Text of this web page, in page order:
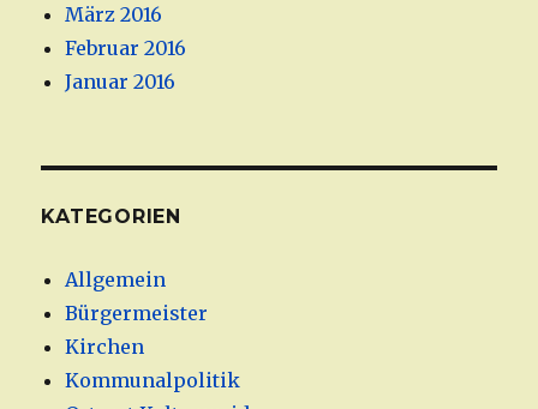
März 2016
Februar 2016
Januar 2016
KATEGORIEN
Allgemein
Bürgermeister
Kirchen
Kommunalpolitik